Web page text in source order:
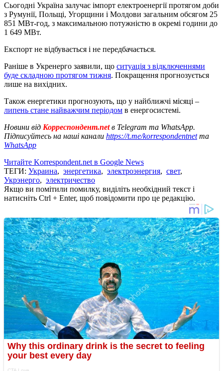
Сьогодні Україна залучає імпорт електроенергії протягом доби
з Румунії, Польщі, Угорщини і Молдови загальним обсягом 25
851 МВт-год, з максимальною потужністю в окремі години до
1 649 МВт.
Експорт не відбувається і не передбачається.
Раніше в Укренерго заявили, що ситуація з відключеннями
буде складною протягом тижня. Покращення прогнозується
лише на вихідних.
Також енергетики прогнозують, що у найближчі місяці –
липень стане найважчим періодом в енергосистемі.
Новини від Корреспондент.netв Telegram та WhatsApp.
Підписуйтесь на наші канали https://t.me/korrespondentnetта
WhatsApp
Читайте Korrespondent.net в Google News
ТЕГИ: Украина, энергетика, электроэнергия, свет,
Укрэнерго, электричество
Якщо ви помітили помилку, виділіть необхідний текст і
натисніть Ctrl + Enter, щоб повідомити про це редакцію.